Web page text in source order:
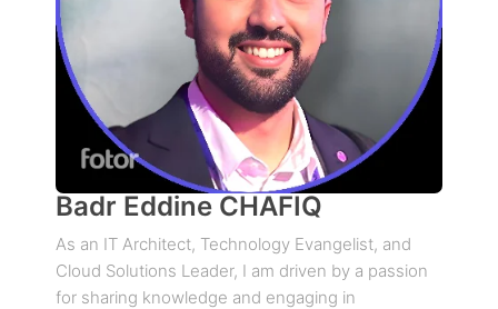
Badr Eddine CHAFIQ
As an IT Architect, Technology Evangelist, and
Cloud Solutions Leader, I am driven by a passion
for sharing knowledge and engaging in